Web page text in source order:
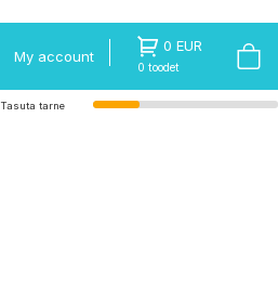
My account
0 EUR
0 toodet
Tasuta tarne